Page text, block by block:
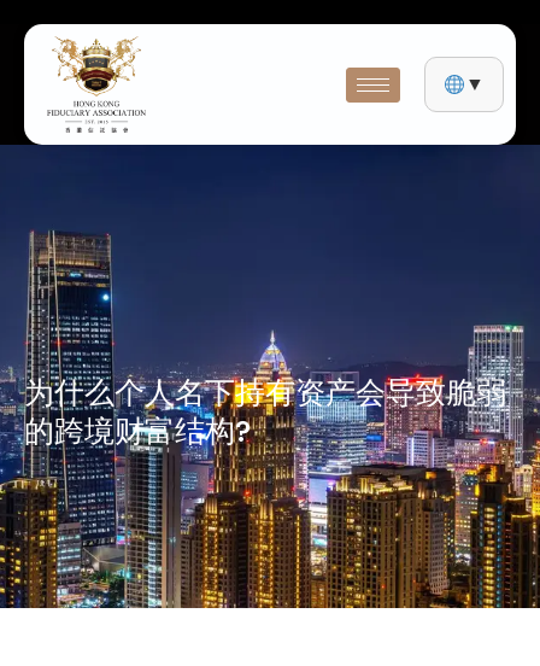
▼
为什么个人名下持有资产会导致脆弱
的跨境财富结构?